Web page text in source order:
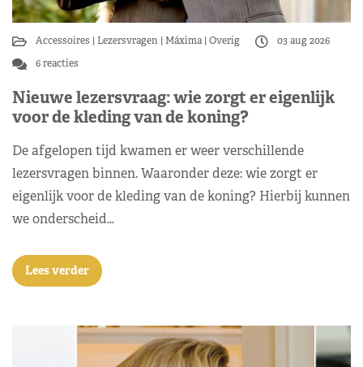
Accessoires Lezersvragen Máxima Overig
03 aug 2026
6 reacties
Nieuwe lezersvraag: wie zorgt er eigenlijk
voor de kleding van de koning?
De afgelopen tijd kwamen er weer verschillende
lezersvragen binnen. Waaronder deze: wie zorgt er
eigenlijk voor de kleding van de koning? Hierbij kunnen
we onderscheid…
Lees verder